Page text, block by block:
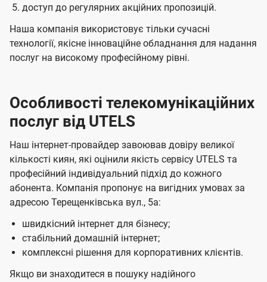
доступ до регулярних акційних пропозицій.
Наша компанія використовує тільки сучасні
технології, якісне інноваційне обладнання для надання
послуг на високому професійному рівні.
Особливості телекомунікаційних
послуг від UTELS
Наш інтернет-провайдер завоював довіру великої
кількості киян, які оцінили якість сервісу UTELS та
професійний індивідуальний підхід до кожного
абонента. Компанія пропонує на вигідних умовах за
адресою Терещенківська вул., 5а:
швидкісний інтернет для бізнесу;
стабільний домашній інтернет;
комплексні рішення для корпоративних клієнтів.
Якщо ви знаходитеся в пошуку надійного